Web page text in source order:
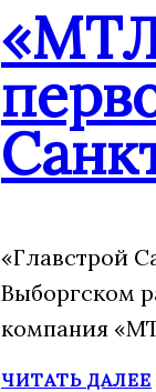
«Главстрой
Выборгском
компания
ЧИТАТЬ ДАЛЕЕ